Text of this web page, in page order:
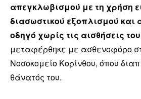
απεγκλωβισμού με τη χρήση
διασωστικού εξοπλισμού και
οδηγό χωρίς τις αισθήσεις
μεταφέρθηκε με ασθενοφόρο
Νοσοκομείο Κορίνθου, όπου
θάνατός του.